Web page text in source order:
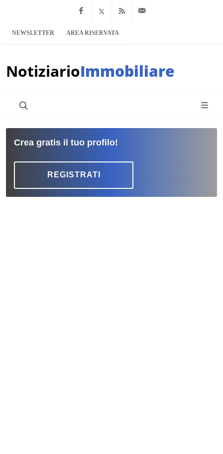
Facebook
x.com Feed RSS
NEWSLETTER AREA RISERVATA
NotiziarioImmobiliare
Crea gratis il tuo profilo!
REGISTRATI